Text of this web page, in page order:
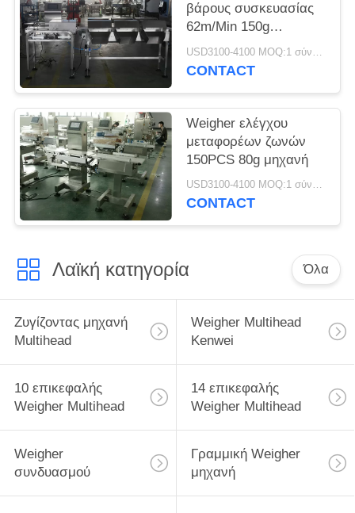
βάρους συσκευασίας
62m/Min 150g
τροφίμων
USD3100-4100 MOQ:1 σύνολο
CONTACT
Weigher ελέγχου
μεταφορέων ζωνών
150PCS 80g μηχανή
USD3100-4100 MOQ:1 σύνολο
CONTACT
Λαϊκή κατηγορία Όλα
Ζυγίζοντας μηχανή
Multihead
Weigher Multihead
Kenwei
10 επικεφαλής
Weigher Multihead
14 επικεφαλής
Weigher Multihead
Weigher
συνδυασμού
Γραμμική Weigher
μηχανή